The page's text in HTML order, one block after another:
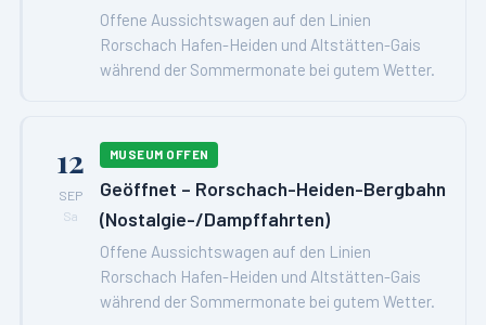
Offene Aussichtswagen auf den Linien
Rorschach Hafen-Heiden und Altstätten-Gais
während der Sommermonate bei gutem Wetter.
12
SEP
Sa
MUSEUM OFFEN
Geöffnet – Rorschach-Heiden-Bergbahn
(Nostalgie-/Dampffahrten)
Offene Aussichtswagen auf den Linien
Rorschach Hafen-Heiden und Altstätten-Gais
während der Sommermonate bei gutem Wetter.